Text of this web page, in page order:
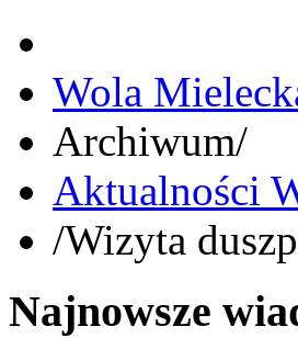
Wola
Archiwum/
Aktualności
/Wizyta
Najnowsze